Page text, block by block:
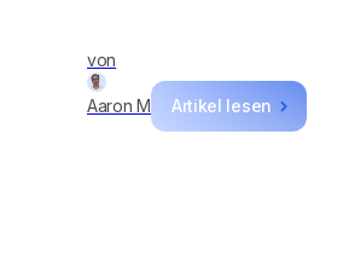
von
Aaron M Artikel lesen